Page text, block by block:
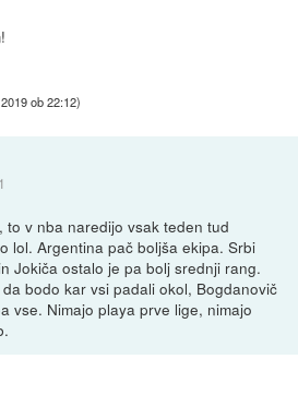
ob 22:12)
to v nba naredijo vsak teden tud
lol. Argentina pač boljša ekipa. Srbi
Jokiča ostalo je pa bolj srednji rang.
bodo kar vsi padali okol, Bogdanovič
vse. Nimajo playa prve lige, nimajo